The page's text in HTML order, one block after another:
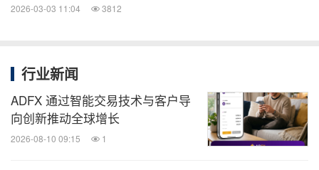
找起。此时，家长可通过该功能，依据定位指引快速
2026-03-03 11:04 3812
行业新闻
ADFX 通过智能交易技术与客户导
向创新推动全球增长
2026-08-10 09:15 1